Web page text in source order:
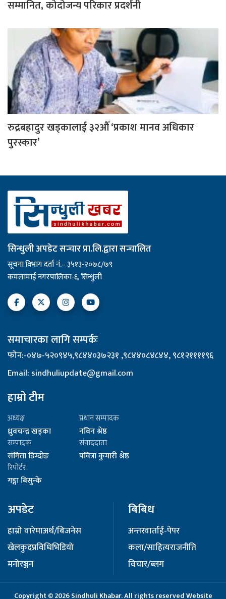
सम्मानित, कोदोजन्य परिकार प्रदर्शनी
रुद्रबहादुर खड्कालाई ३२औँ ‘प्रकाश मानव अधिकार
पुरस्कार’
सिन्धुली अपडेट सन्चार प्रा.लि.द्वारा सन्चालित
सूचना विभाग दर्ता नं.– ३५१३-२०७८/७९
कमलामाई नगरपालिका-६, सिन्धुली
समाचारका लागि सम्पर्कः
फोन:-०४७-५२०९४५,९८४४०३७२३१ ,९८४४०८४८४४, ९८१२११११९६
Email: sindhuliupdate@gmail.com
हाम्रो टीम
अध्यक्ष
ध्रुवचन्द्र खड्का
प्रधान सम्पादक
नविन श्रेष्ठ
सम्पादक
संगिता डिम्दोङ
संवाददाता
पवित्रा कुमारी श्रेष्ठ
रिपोर्टर
गङ्गा बिसुन्के
अपडेट
हाम्रो वारेमाअर्थ/बिजनेस
खेलकुदप्रविधिभिडियो
मनोरञ्जन
बिबिध
अन्तरवार्ताई-पेपर
कला/साहित्यराजनीति
विचार/ब्लग
Copyright © 2026 Sindhuli Khabar. All rights reserved Website